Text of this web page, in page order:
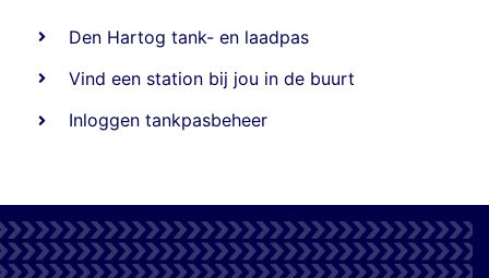
Den Hartog tank- en laadpas
Vind een station bij jou in de buurt
Inloggen tankpasbeheer